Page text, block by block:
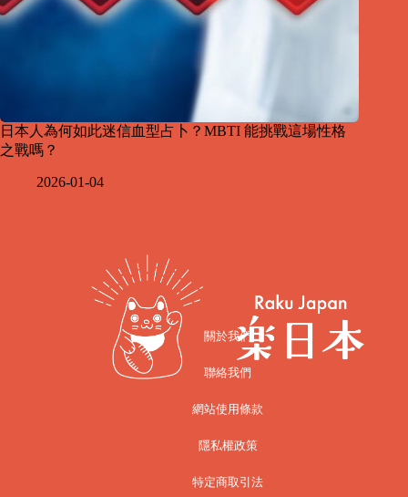
日本人為何如此迷信血型占卜？MBTI 能挑戰這場性格
之戰嗎？
2026-01-04
關於我們
聯絡我們
網站使用條款
隱私權政策
特定商取引法